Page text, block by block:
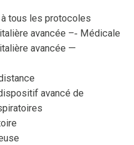
tous les protocoles
avancée –‐ Médicale
avancée —
avancé de